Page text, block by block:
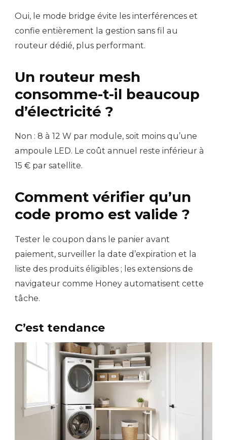
Oui, le mode bridge évite les interférences et
confie entièrement la gestion sans fil au
routeur dédié, plus performant.
Un routeur mesh
consomme-t-il beaucoup
d’électricité ?
Non : 8 à 12 W par module, soit moins qu’une
ampoule LED. Le coût annuel reste inférieur à
15 € par satellite.
Comment vérifier qu’un
code promo est valide ?
Tester le coupon dans le panier avant
paiement, surveiller la date d’expiration et la
liste des produits éligibles ; les extensions de
navigateur comme Honey automatisent cette
tâche.
C’est tendance